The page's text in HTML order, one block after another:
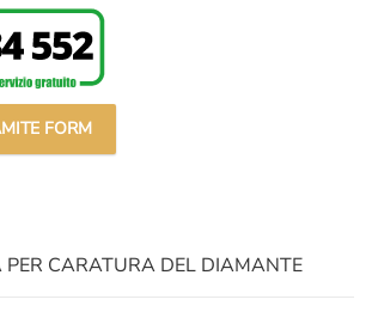
FORM
PER CARATURA DEL DIAMANTE